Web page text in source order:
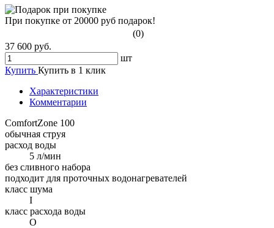
При покупке от 20000 руб подарок!
(0)
37 600 руб.
шт
Купить Купить в 1 клик
Характеристики
Комментарии
ComfortZone 100
обычная струя
расход воды
5 л/мин
без сливного набора
подходит для проточных водонагревателей
класс шума
I
класс расхода воды
O